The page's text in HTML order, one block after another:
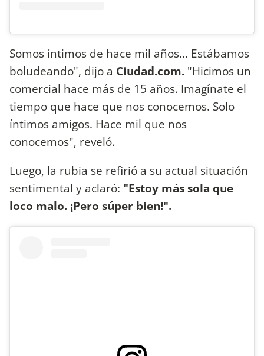
Somos íntimos de hace mil años… Estábamos
boludeando", dijo a Ciudad.com. "Hicimos un
comercial hace más de 15 años. Imagínate el
tiempo que hace que nos conocemos. Solo
íntimos amigos. Hace mil que nos
conocemos", reveló.
Luego, la rubia se refirió a su actual situación
sentimental y aclaró: "Estoy más sola que
loco malo. ¡Pero súper bien!".